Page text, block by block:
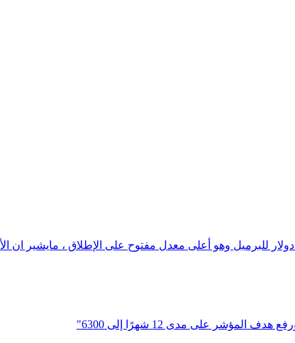
‏تزايدت الرهانات الصعودية على النفط الخام! شهدت خيارات الشراء لشهر نوفمبر سعر 100 دولار للبرميل وهو